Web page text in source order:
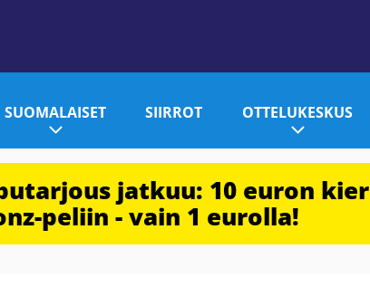
SUOMALAISET SIIRROT OTTELUKESKUS
jatkuu: 10 euron
peliin - vain 1 eurolla!